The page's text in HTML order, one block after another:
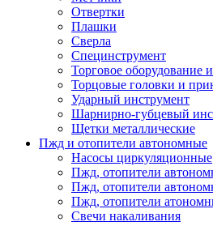
Отвертки
Плашки
Сверла
Специнструмент
Торговое оборудование
Торцовые головки и
Ударный инструмент
Шарнирно-губцевый
Щетки металлические
Пжд и отопители автономные
Насосы циркуляционные
Пжд, отопители
Пжд, отопители
Пжд, отопители
Свечи накаливания